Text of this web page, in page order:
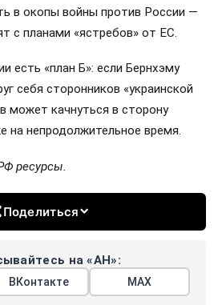
в окопы войны против России —
с планами «ястребов» от ЕС.
есть «план Б»: если Бернхэму
себя сторонников «украинской
может качнуться в сторону
на непродолжительное время.
ресурсы.
Поделиться
на «АН»:
ВКонтакте МАХ